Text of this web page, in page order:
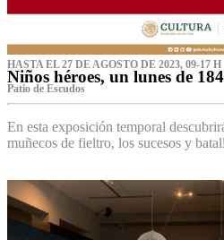
HASTA EL 27 DE AGOSTO DE 2023, 09-17 H
Niños héroes, un lunes de
Patio de Escudos
En esta exposición temporal
muñecos de fieltro, los sucesos y